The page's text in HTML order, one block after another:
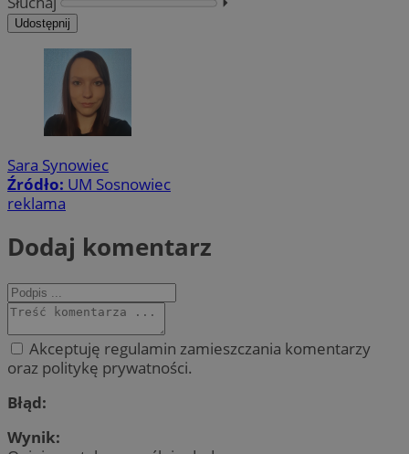
Udostępnij
Sara Synowiec
Źródło: UM Sosnowiec
reklama
Dodaj komentarz
Akceptuję regulamin zamieszczania komentarzy
oraz politykę prywatności.
Błąd:
Wynik: